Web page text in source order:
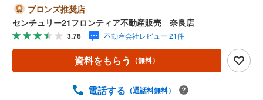
宮駅」歩18分（1440m）・近鉄難波・奈良線「近鉄奈良
駅」バス9分「法蓮町」停歩6分（480m）・奈良市立佐保小
学校歩7分（550m）・奈良市立若草中学校歩23分（1840
m） 特徴・住宅性能評価5分野7項目で最も高い等級取得を
標準化！最長35年の定期点検・長期保証で安心スマートロ
ック/TV付きモニターインターホン/浴室乾燥機/床下収納/浄
プロ、ファイナンシャルプランナーが資金計画をサポー
ブロンズ推奨店
センチュリー21フロンティア不動産販売 奈良店
3.76 不動産会社レビュー 21件
資料をもらう （無料）
電話する （通話料無料）